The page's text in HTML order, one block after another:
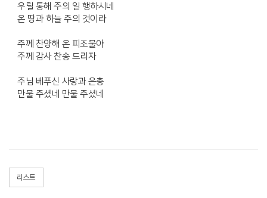
우릴 통해 주의 일 행하시네
온 땅과 하늘 주의 것이라
주께 찬양해 온 피조물아
주께 감사 찬송 드리자
주님 베푸신 사랑과 은총
만물 주셨네 만물 주셨네
리스트